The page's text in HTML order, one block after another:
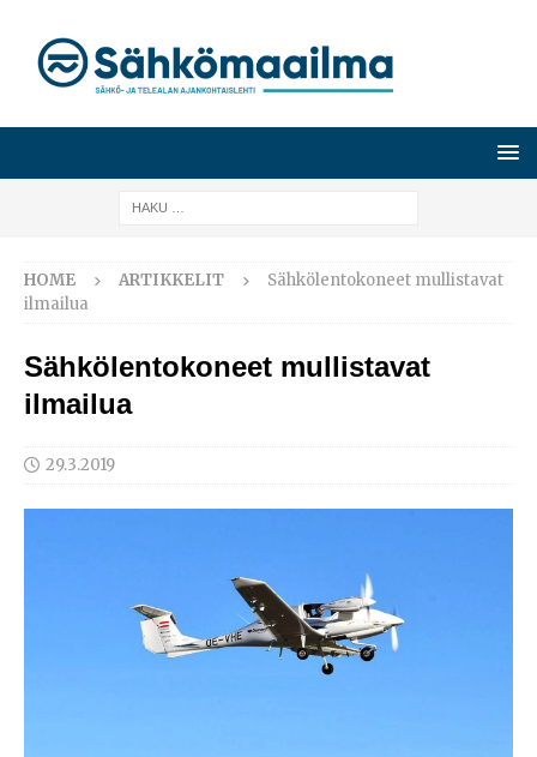
HOME ARTIKKELIT
Sähkölentokoneet mullistavat
ilmailua
Sähkölentokoneet mullistavat
ilmailua
29.3.2019